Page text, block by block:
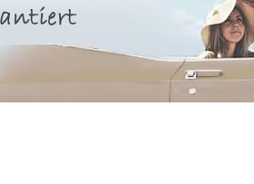
العربية